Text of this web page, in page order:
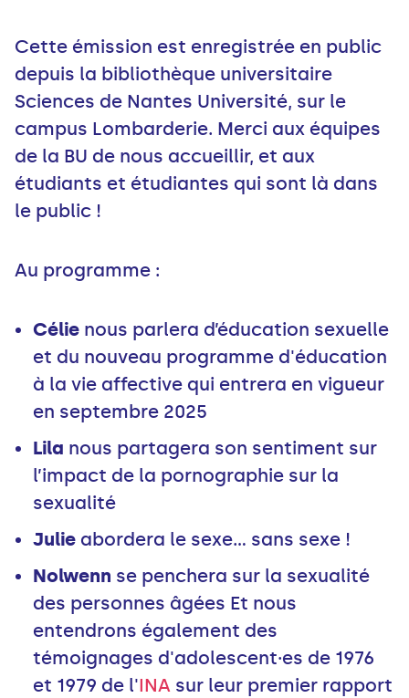
Cette émission est enregistrée en public
depuis la bibliothèque universitaire
Sciences de Nantes Université, sur le
campus Lombarderie. Merci aux équipes
de la BU de nous accueillir, et aux
étudiants et étudiantes qui sont là dans
le public !
Au programme :
Célie nous parlera d’éducation sexuelle
et du nouveau programme d'éducation
à la vie affective qui entrera en vigueur
en septembre 2025
Lila nous partagera son sentiment sur
l’impact de la pornographie sur la
sexualité
Julie abordera le sexe... sans sexe !
Nolwenn se penchera sur la sexualité
des personnes âgées Et nous
entendrons également des
témoignages d'adolescent·es de 1976
et 1979 de l'INA sur leur premier rapport